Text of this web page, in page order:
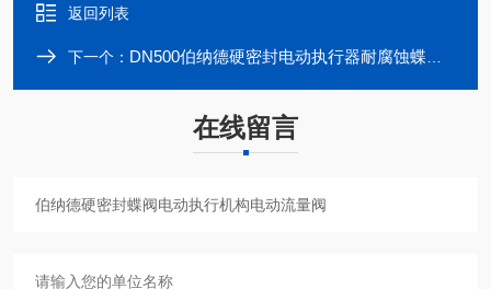
返回列表
下一个： DN500伯纳德硬密封电动执行器耐腐蚀蝶阀执行机构
在线留言